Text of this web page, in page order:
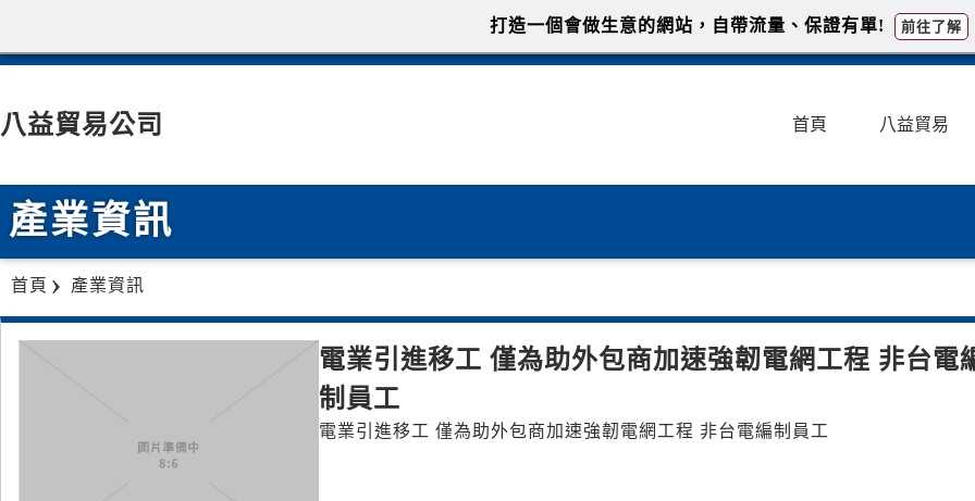
八益貿易公司 首頁 八益貿易
產業資訊
首頁 產業資訊
電業引進移工 僅為助外包商加速強韌電網工程 非台電
制員工
電業引進移工 僅為助外包商加速強韌電網工程 非台電編制員工
打造一個會做生意的網站，自帶流量、保證有單! 前往了解